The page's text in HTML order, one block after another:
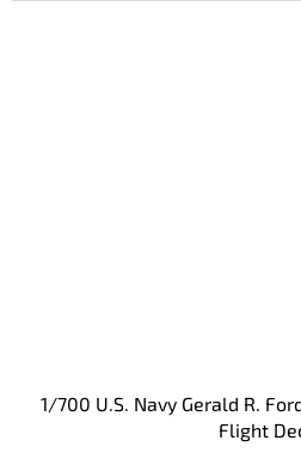
1/700 U.S. Navy Gerald R.
Flight